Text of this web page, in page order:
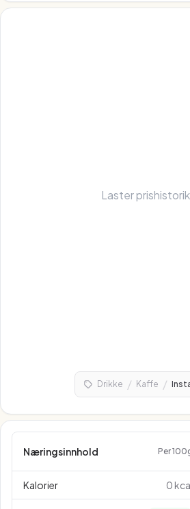
Laster
Drikke / Kaffe /
Næringsinnhold Per
Kalorier 0